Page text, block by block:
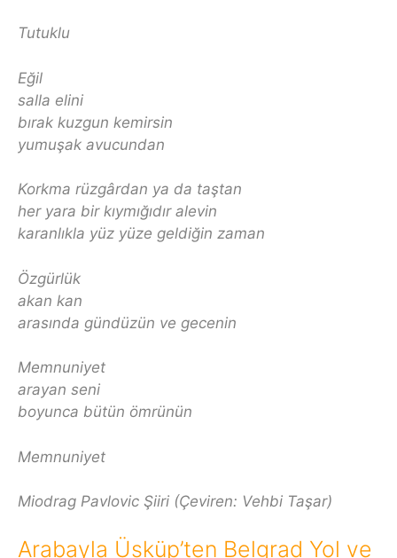
Tutuklu
Eğil
salla elini
bırak kuzgun kemirsin
yumuşak avucundan
Korkma rüzgârdan ya da taştan
her yara bir kıymığıdır alevin
karanlıkla yüz yüze geldiğin zaman
Özgürlük
akan kan
arasında gündüzün ve gecenin
Memnuniyet
arayan seni
boyunca bütün ömrünün
Memnuniyet
Miodrag Pavlovic Şiiri (Çeviren: Vehbi Taşar)
Arabayla Üsküp’ten Belgrad Yol ve